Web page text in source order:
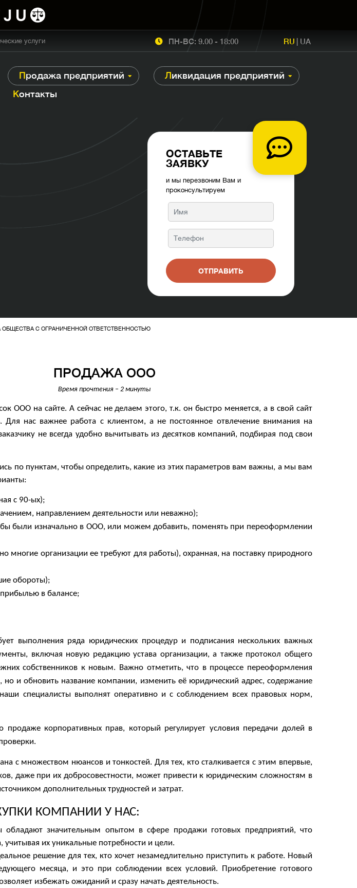
услуги ПН-ВС: 9.00 - 18:00 RU | UA
Продажа предприятий
Ликвидация предприятий
Контакты
ОСТАВЬТЕ
ЗАЯВКУ
и мы перезвоним Вам и
проконсультируем
ОТПРАВИТЬ
С ОГРАНИЧЕННОЙ ОТВЕТСТВЕННОСТЬЮ
ПРОДАЖА ООО
Время прочтения – 2 минуты
ООО на сайте. А сейчас не делаем этого, т.к. он быстро меняется, а в свой сайт
Для нас важнее работа с клиентом, а не постоянное отвлечение внимания на
не всегда удобно вычитывать из десятков компаний, подбирая под свои
по пунктам, чтобы определить, какие из этих параметров вам важны, а мы вам
:
с 90-ых);
направлением деятельности или неважно);
были изначально в ООО, или можем добавить, поменять при переоформлении
многие организации ее требуют для работы), охранная, на поставку природного
обороты);
в балансе;
выполнения ряда юридических процедур и подписания нескольких важных
включая новую редакцию устава организации, а также протокол общего
собственников к новым. Важно отметить, что в процессе переоформления
и обновить название компании, изменить её юридический адрес, содержание
специалисты выполнят оперативно и с соблюдением всех правовых норм,
корпоративных прав, который регулирует условия передачи долей в
с множеством нюансов и тонкостей. Для тех, кто сталкивается с этим впервые,
даже при их добросовестности, может привести к юридическим сложностям в
дополнительных трудностей и затрат.
КОМПАНИИ У НАС:
обладают значительным опытом в сфере продажи готовых предприятий, что
их уникальные потребности и цели.
решение для тех, кто хочет незамедлительно приступить к работе. Новый
месяца, и это при соблюдении всех условий. Приобретение готового
избежать ожиданий и сразу начать деятельность.